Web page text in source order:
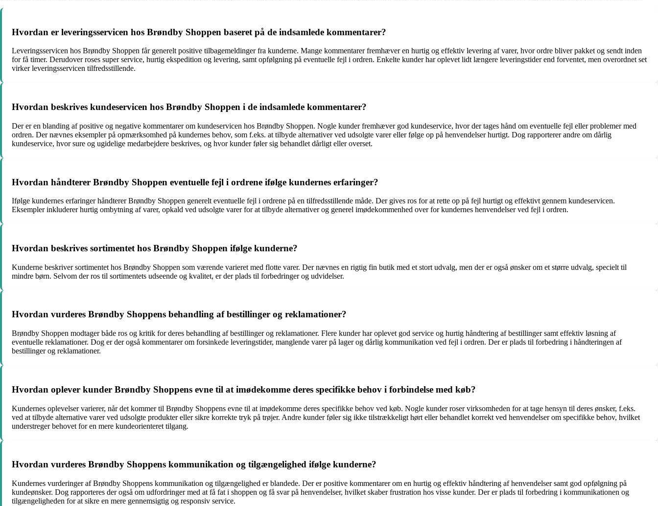
Hvordan er leveringsservicen hos Brøndby Shoppen baseret på de indsamlede kommentarer?
Leveringsservicen hos Brøndby Shoppen får generelt positive tilbagemeldinger fra kunderne. Mange kommentarer fremhæver en hurtig og effektiv levering af varer, hvor ordre bliver pakket og sendt inden
for få timer. Derudover roses super service, hurtig ekspedition og levering, samt opfølgning på eventuelle fejl i ordren. Enkelte kunder har oplevet lidt længere leveringstider end forventet, men overordnet set
virker leveringsservicen tilfredsstillende.
Hvordan beskrives kundeservicen hos Brøndby Shoppen i de indsamlede kommentarer?
Der er en blanding af positive og negative kommentarer om kundeservicen hos Brøndby Shoppen. Nogle kunder fremhæver god kundeservice, hvor der tages hånd om eventuelle fejl eller problemer med
ordren. Der nævnes eksempler på opmærksomhed på kundernes behov, som f.eks. at tilbyde alternativer ved udsolgte varer eller følge op på henvendelser hurtigt. Dog rapporterer andre om dårlig
kundeservice, hvor sure og ugidelige medarbejdere beskrives, og hvor kunder føler sig behandlet dårligt eller overset.
Hvordan håndterer Brøndby Shoppen eventuelle fejl i ordrene ifølge kundernes erfaringer?
Ifølge kundernes erfaringer håndterer Brøndby Shoppen generelt eventuelle fejl i ordrene på en tilfredsstillende måde. Der gives ros for at rette op på fejl hurtigt og effektivt gennem kundeservicen.
Eksempler inkluderer hurtig ombytning af varer, opkald ved udsolgte varer for at tilbyde alternativer og generel imødekommenhed over for kundernes henvendelser ved fejl i ordren.
Hvordan beskrives sortimentet hos Brøndby Shoppen ifølge kunderne?
Kunderne beskriver sortimentet hos Brøndby Shoppen som værende varieret med flotte varer. Der nævnes en rigtig fin butik med et stort udvalg, men der er også ønsker om et større udvalg, specielt til
mindre børn. Selvom der ros til sortimentets udseende og kvalitet, er der plads til forbedringer og udvidelser.
Hvordan vurderes Brøndby Shoppens behandling af bestillinger og reklamationer?
Brøndby Shoppen modtager både ros og kritik for deres behandling af bestillinger og reklamationer. Flere kunder har oplevet god service og hurtig håndtering af bestillinger samt effektiv løsning af
eventuelle reklamationer. Dog er der også kommentarer om forsinkede leveringstider, manglende varer på lager og dårlig kommunikation ved fejl i ordren. Der er plads til forbedring i håndteringen af
bestillinger og reklamationer.
Hvordan oplever kunder Brøndby Shoppens evne til at imødekomme deres specifikke behov i forbindelse med køb?
Kundernes oplevelser varierer, når det kommer til Brøndby Shoppens evne til at imødekomme deres specifikke behov ved køb. Nogle kunder roser virksomheden for at tage hensyn til deres ønsker, f.eks.
ved at tilbyde alternative varer ved udsolgte produkter eller sikre korrekte tryk på trøjer. Andre kunder føler sig ikke tilstrækkeligt hørt eller behandlet korrekt ved henvendelser om specifikke behov, hvilket
understreger behovet for en mere kundeorienteret tilgang.
Hvordan vurderes Brøndby Shoppens kommunikation og tilgængelighed ifølge kunderne?
Kundernes vurderinger af Brøndby Shoppens kommunikation og tilgængelighed er blandede. Der er positive kommentarer om en hurtig og effektiv håndtering af henvendelser samt god opfølgning på
kundeønsker. Dog rapporteres der også om udfordringer med at få fat i shoppen og få svar på henvendelser, hvilket skaber frustration hos visse kunder. Der er plads til forbedring i kommunikationen og
tilgængeligheden for at sikre en mere gennemsigtig og responsiv service.